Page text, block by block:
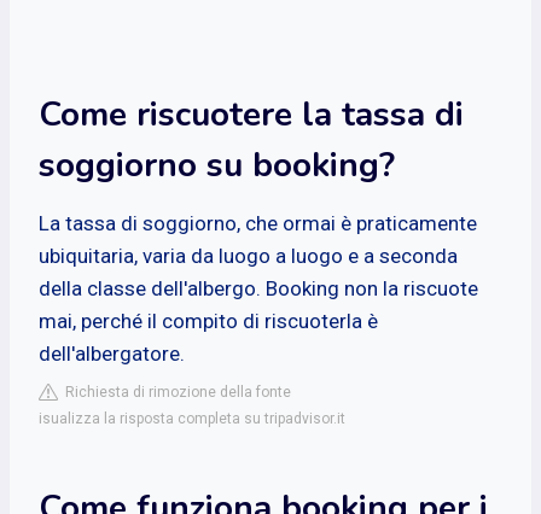
Come riscuotere la tassa di
soggiorno su booking?
La tassa di soggiorno, che ormai è praticamente
ubiquitaria, varia da luogo a luogo e a seconda
della classe dell'albergo. Booking non la riscuote
mai, perché il compito di riscuoterla è
dell'albergatore.
Richiesta di rimozione della fonte
isualizza la risposta completa su tripadvisor.it